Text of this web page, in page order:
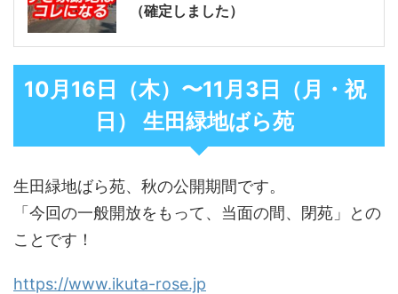
（確定しました）
10月16日（木）〜11月3日（月・祝
日） 生田緑地ばら苑
生田緑地ばら苑、秋の公開期間です。
「今回の一般開放をもって、当面の間、閉苑」との
ことです！
https://www.ikuta-rose.jp